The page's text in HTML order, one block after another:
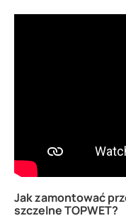
Jak zamontować
szczelne TOPWET?